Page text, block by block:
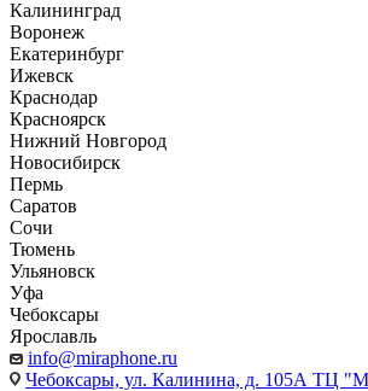
Калининград
Воронеж
Екатеринбург
Ижевск
Краснодар
Красноярск
Нижний Новгород
Новосибирск
Пермь
Саратов
Сочи
Тюмень
Ульяновск
Уфа
Чебоксары
Ярославль
info@miraphone.ru
Чебоксары, ул. Калинина, д. 105А ТЦ